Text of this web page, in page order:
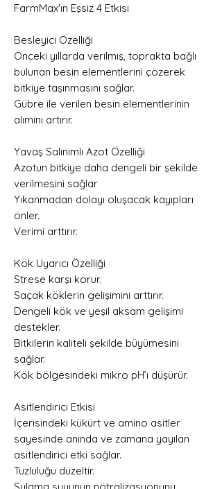
FarmMax'ın Eşsiz 4 Etkisi
Besleyici Özelliği
Önceki yıllarda verilmiş, toprakta bağlı
bulunan besin elementlerini çözerek
bitkiye taşınmasını sağlar.
Gübre ile verilen besin elementlerinin
alımını artırır.
Yavaş Salınımlı Azot Özelliği
Azotun bitkiye daha dengeli bir şekilde
verilmesini sağlar
Yıkanmadan dolayı oluşacak kayıpları
önler.
Verimi arttırır.
Kök Uyarıcı Özelliği
Strese karşı korur.
Saçak köklerin gelişimini arttırır.
Dengeli kök ve yeşil aksam gelişimi
destekler.
Bitkilerin kaliteli şekilde büyümesini
sağlar.
Kök bölgesindeki mikro pH’ı düşürür.
Asitlendirici Etkisi
İçerisindeki kükürt ve amino asitler
sayesinde anında ve zamana yayılan
asitlendirici etki sağlar.
Tuzluluğu düzeltir.
Sulama suyunun nötralizasyonunu